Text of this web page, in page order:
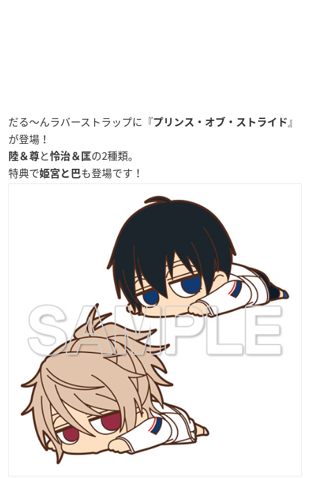
だる〜んラバーストラップに『プリンス・オブ・ストライド』
が登場！
陸＆尊と怜治＆匡の2種類。
特典で姫宮と巴も登場です！